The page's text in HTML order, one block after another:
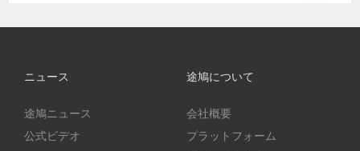
ニュース
途鳩ニュース
公式ビデオ
途鳩について
会社概要
プラットフォーム